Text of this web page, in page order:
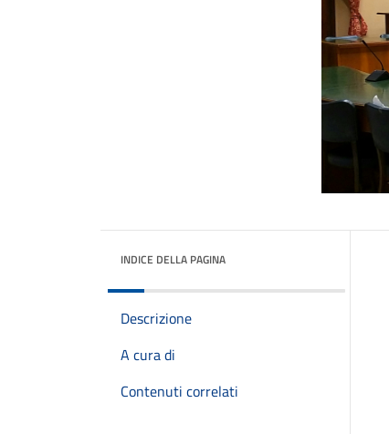
INDICE DELLA PAGINA
Descrizione
A cura di
Contenuti correlati